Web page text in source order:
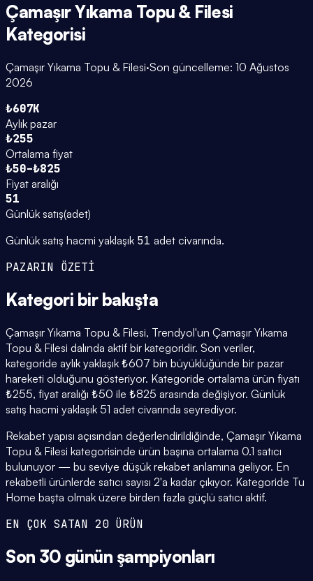
Çamaşır Yıkama Topu & Filesi
Kategorisi
Çamaşır Yıkama Topu & Filesi·Son güncelleme: 10 Ağustos
2026
₺607K
Aylık pazar
₺255
Ortalama fiyat
₺50–₺825
Fiyat aralığı
51
Günlük satış(adet)
Günlük satış hacmi yaklaşık 51 adet civarında.
PAZARIN ÖZETİ
Kategori bir bakışta
Çamaşır Yıkama Topu & Filesi, Trendyol'un Çamaşır Yıkama
Topu & Filesi dalında aktif bir kategoridir. Son veriler,
kategoride aylık yaklaşık ₺607 bin büyüklüğünde bir pazar
hareketi olduğunu gösteriyor. Kategoride ortalama ürün fiyatı
₺255, fiyat aralığı ₺50 ile ₺825 arasında değişiyor. Günlük
satış hacmi yaklaşık 51 adet civarında seyrediyor.
Rekabet yapısı açısından değerlendirildiğinde, Çamaşır Yıkama
Topu & Filesi kategorisinde ürün başına ortalama 0.1 satıcı
bulunuyor — bu seviye düşük rekabet anlamına geliyor. En
rekabetli ürünlerde satıcı sayısı 2'a kadar çıkıyor. Kategoride Tu
Home başta olmak üzere birden fazla güçlü satıcı aktif.
EN ÇOK SATAN 20 ÜRÜN
Son 30 günün şampiyonları